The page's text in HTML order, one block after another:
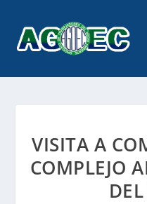
VISITA A
COMPLEJO